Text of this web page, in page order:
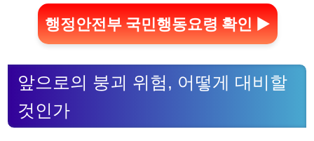
행정안전부 국민행동요령 확인 ▶
앞으로의 붕괴 위험, 어떻게 대비할
것인가